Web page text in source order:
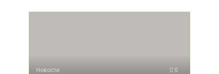
Новости 0